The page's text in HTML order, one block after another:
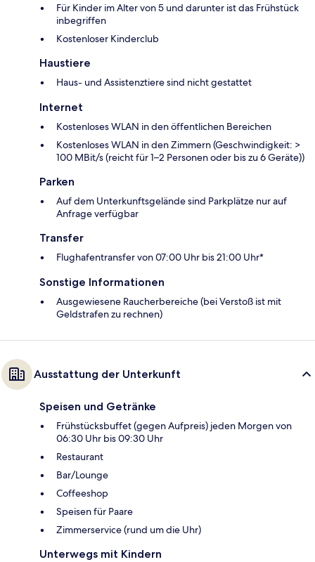
Für Kinder im Alter von 5 und darunter ist das Frühstück
inbegriffen
Kostenloser Kinderclub
Haustiere
Haus- und Assistenztiere sind nicht gestattet
Internet
Kostenloses WLAN in den öffentlichen Bereichen
Kostenloses WLAN in den Zimmern (Geschwindigkeit: >
100 MBit/s (reicht für 1–2 Personen oder bis zu 6 Geräte))
Parken
Auf dem Unterkunftsgelände sind Parkplätze nur auf
Anfrage verfügbar
Transfer
Flughafentransfer von 07:00 Uhr bis 21:00 Uhr*
Sonstige Informationen
Ausgewiesene Raucherbereiche (bei Verstoß ist mit
Geldstrafen zu rechnen)
Ausstattung der Unterkunft
Speisen und Getränke
Frühstücksbuffet (gegen Aufpreis) jeden Morgen von
06:30 Uhr bis 09:30 Uhr
Restaurant
Bar/Lounge
Coffeeshop
Speisen für Paare
Zimmerservice (rund um die Uhr)
Unterwegs mit Kindern